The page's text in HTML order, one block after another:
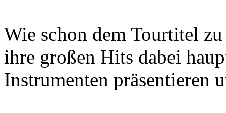
Wie schon dem Tourtitel
ihre großen Hits dabei
Instrumenten präsentieren